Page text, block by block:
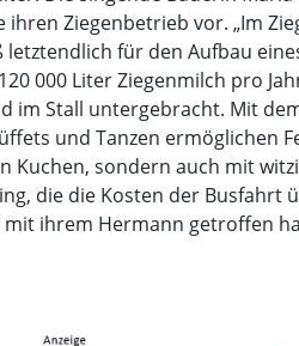
ihren Ziegenbetrieb vor. „Im
für den Aufbau
000 Liter Ziegenmilch pro
im Stall untergebracht. Mit
und Tanzen ermöglichen
Kuchen, sondern auch mit
die die Kosten der
ihrem Hermann getroffen